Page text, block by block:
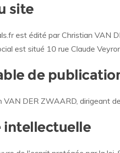
site
est édité par Christian VAN
est situé 10 rue Claude
de
VAN DER ZWAARD, dirigeant
intellectuelle